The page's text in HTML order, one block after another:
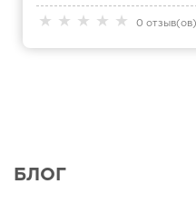
★ ★ ★ ★ ★ 0 отзыв(ов)
БЛОГ